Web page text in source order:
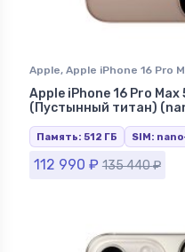
Apple, Apple iPhone 16 Pro
iPhone в Ставрополе
Apple iPhone 16 Pro
(Пустынный титан)
Память: 512 ГБ SIM:
112 990 ₽ 135 440₽